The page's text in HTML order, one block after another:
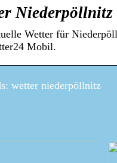
Wetter für
Mobil.
wetter niederpöllnitz